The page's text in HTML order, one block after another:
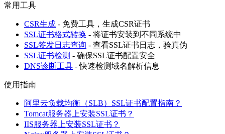
常用工具
CSR生成 - 免费工具，生成CSR证书
SSL证书格式转换 - 将证书安装到不同系统中
SSL签发日志查询 - 查看SSL证书日志，验真伪
SSL证书检测 - 确保SSL证书配置安全
DNS诊断工具 - 快速检测域名解析信息
使用指南
阿里云负载均衡（SLB）SSL证书配置指南？
Tomcat服务器上安装SSL证书？
IIS服务器上安装SSL证书？